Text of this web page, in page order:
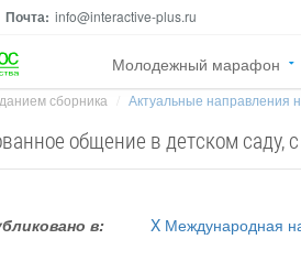
Почта: info@interactive-plus.ru
Молодежный марафон
сборника Актуальные направления
общение в детском саду,
в:
X Международная